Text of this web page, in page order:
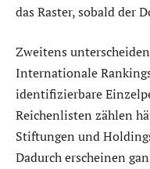
das Raster, sobald der
Zweitens
Internationale
identifizierbare
Reichenlisten zählen
Stiftungen und
Dadurch erscheinen